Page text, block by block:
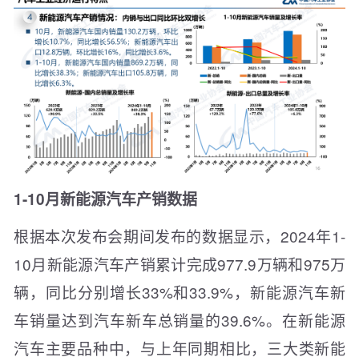
1-10月新能源汽车产销数据
根据本次发布会期间发布的数据显示，2024年1-
10月新能源汽车产销累计完成977.9万辆和975万
辆，同比分别增长33%和33.9%，新能源汽车新
车销量达到汽车新车总销量的39.6%。在新能源
汽车主要品种中，与上年同期相比，三大类新能